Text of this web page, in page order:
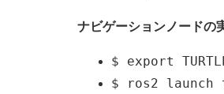
ナビゲーションノードの
$ export
$ ros2 launch